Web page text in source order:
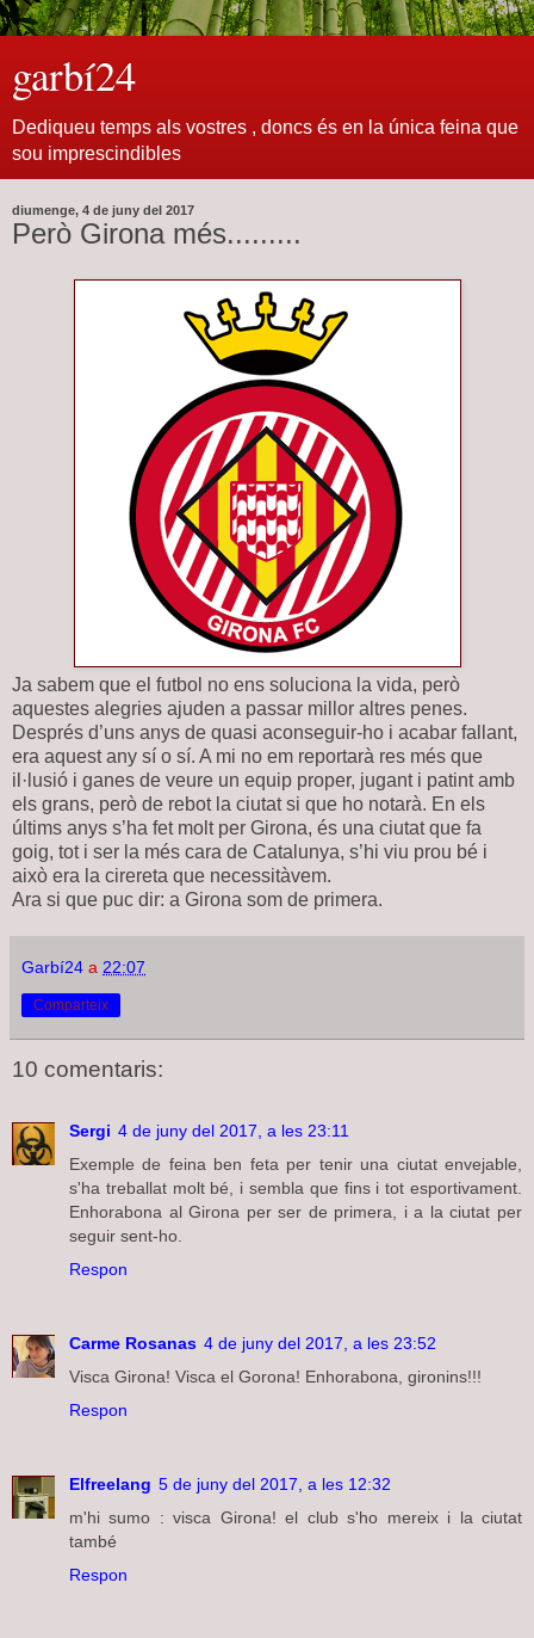
garbí24
Dediqueu temps als vostres , doncs és en la única feina que
sou imprescindibles
diumenge, 4 de juny del 2017
Però Girona més.........
Ja sabem que el futbol no ens soluciona la vida, però
aquestes alegries ajuden a passar millor altres penes.
Després d’uns anys de quasi aconseguir-ho i acabar fallant,
era aquest any sí o sí. A mi no em reportarà res més que
il·lusió i ganes de veure un equip proper, jugant i patint amb
els grans, però de rebot la ciutat si que ho notarà. En els
últims anys s’ha fet molt per Girona, és una ciutat que fa
goig, tot i ser la més cara de Catalunya, s’hi viu prou bé i
això era la cirereta que necessitàvem.
Ara si que puc dir: a Girona som de primera.
Garbí24 a 22:07
Comparteix
10 comentaris:
Sergi 4 de juny del 2017, a les 23:11
Exemple de feina ben feta per tenir una ciutat envejable,
s'ha treballat molt bé, i sembla que fins i tot esportivament.
Enhorabona al Girona per ser de primera, i a la ciutat per
seguir sent-ho.
Respon
Carme Rosanas 4 de juny del 2017, a les 23:52
Visca Girona! Visca el Gorona! Enhorabona, gironins!!!
Respon
Elfreelang 5 de juny del 2017, a les 12:32
m'hi sumo : visca Girona! el club s'ho mereix i la ciutat
també
Respon